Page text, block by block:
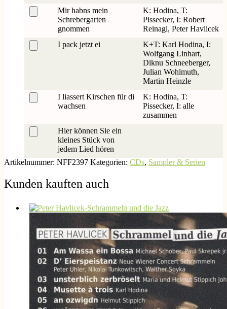
Mir habns mein
Schrebergarten
gnommen
K: Hodina, T:
Pissecker, I: Robert
Reinagl, Peter Havlicek
I pack jetzt ei
K+T: Karl Hodina, I:
Wolfgang Linhart,
Diknu Schneeberger,
Julian Wohlmuth,
Martin Heinzle
I liassert Kirschen für di
wachsen
K: Hodina, T:
Pissecker, I: alle
zusammen
Hier können Sie ein
kleines Stück von
jedem Lied hören
Artikelnummer: NFF2397 Kategorien: CDs, Sampler & Serien
Kunden kauften auch